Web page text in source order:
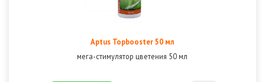
Aptus Topbooster 50 мл
мега-стимулятор цветения 50 мл